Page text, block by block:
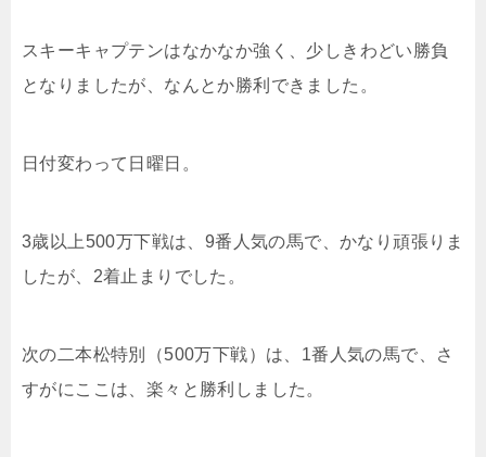
スキーキャプテンはなかなか強く、少しきわどい勝負
となりましたが、なんとか勝利できました。
日付変わって日曜日。
3歳以上500万下戦は、9番人気の馬で、かなり頑張りま
したが、2着止まりでした。
次の二本松特別（500万下戦）は、1番人気の馬で、さ
すがにここは、楽々と勝利しました。